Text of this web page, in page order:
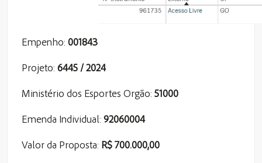
Empenho: 001843
Projeto: 6445 / 2024
Ministério dos Esportes Orgão: 51000
Emenda Individual: 92060004
Valor da Proposta: R$ 700.000,00